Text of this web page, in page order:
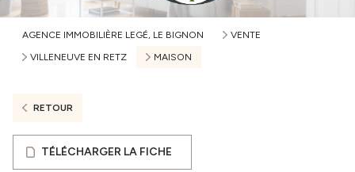
AGENCE IMMOBILIÈRE LEGÉ, LE BIGNON
VENTE
VILLENEUVE EN RETZ
MAISON
RETOUR
TÉLÉCHARGER LA FICHE